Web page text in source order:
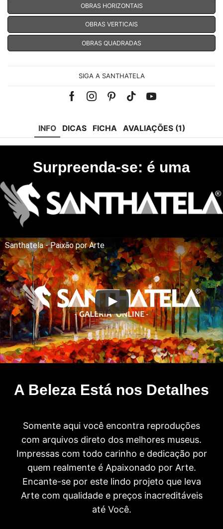
OBRAS HORIZONTAIS
OBRAS VERTICAIS
OBRAS QUADRADAS
SIGA A SANTHATELA
FacebookInstagramPinterest
Tik-Youtube
INFO DICAS FICHA AVALIAÇÕES (1)
Surpreenda-se: é uma
Santhatela - Paixão por Arte
A Beleza Está nos Detalhes
Somente aqui você encontra reproduções
com arquivos direto dos melhores museus.
Impressas com todo carinho e dedicação por
quem realmente é Apaixonado por Arte.
Encante-se por este lindo projeto que leva
Arte com qualidade e preços inacreditáveis
até Você.